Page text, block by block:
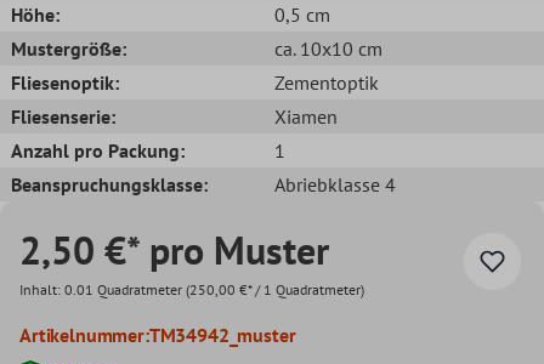
Höhe:
0,5 cm
Mustergröße:
ca. 10x10 cm
Fliesenoptik:
Zementoptik
Fliesenserie:
Xiamen
Anzahl pro Packung:
1
Beanspruchungsklasse:
Abriebklasse 4
2,50 €* pro Muster
Inhalt: 0.01 Quadratmeter (250,00 €* / 1 Quadratmeter)
Artikelnummer:TM34942_muster